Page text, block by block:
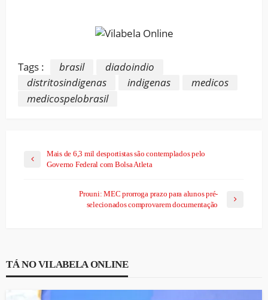
Tags : brasil
diadoindio
distritosindigenas
indigenas
medicos
medicospelobrasil
Mais de 6,3 mil desportistas são contemplados pelo
Governo Federal com Bolsa Atleta
Prouni: MEC prorroga prazo para alunos pré-
selecionados comprovarem documentação
TÁ NO VILABELA ONLINE